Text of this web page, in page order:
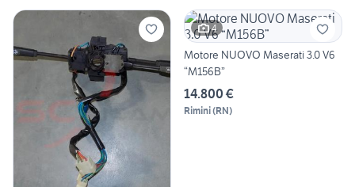
4
Motore NUOVO Maserati 3.0 V6
“M156B”
14.800 €
Rimini(RN)